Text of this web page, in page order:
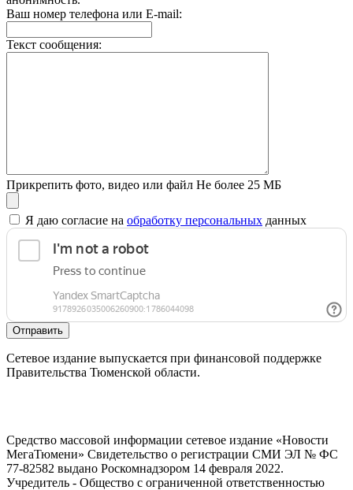
Ваш номер телефона или E-mail:
Текст сообщения:
Прикрепить фото, видео или файл Не более 25 МБ
Я даю согласие на обработку персональных данных
Отправить
Сетевое издание выпускается при финансовой поддержке
Правительства Тюменской области.
Средство массовой информации сетевое издание «Новости
МегаТюмени» Свидетельство о регистрации СМИ ЭЛ № ФС
77-82582 выдано Роскомнадзором 14 февраля 2022.
Учредитель - Общество с ограниченной ответственностью